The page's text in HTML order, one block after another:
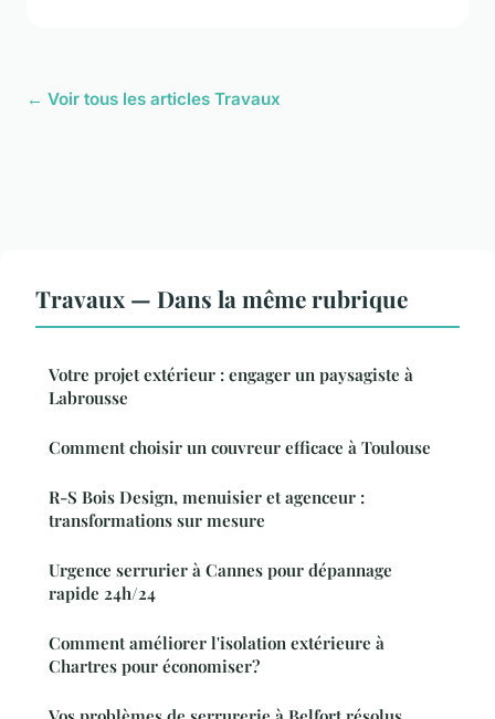
← Voir tous les articles Travaux
Travaux — Dans la même rubrique
Votre projet extérieur : engager un paysagiste à
Labrousse
Comment choisir un couvreur efficace à Toulouse
R-S Bois Design, menuisier et agenceur :
transformations sur mesure
Urgence serrurier à Cannes pour dépannage
rapide 24h/24
Comment améliorer l'isolation extérieure à
Chartres pour économiser?